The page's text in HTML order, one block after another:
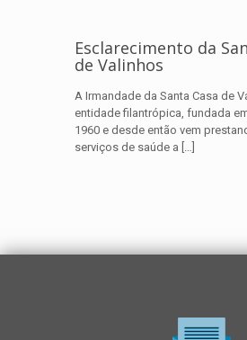
Esclarecimento da
de Valinhos
A Irmandade da Santa Casa de
entidade filantrópica, fundada
1960 e desde então vem
serviços de saúde a […]